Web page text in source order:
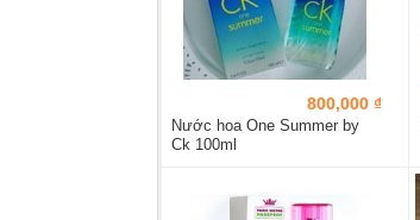
800,000 ₫
Nước hoa One Summer by
Ck 100ml